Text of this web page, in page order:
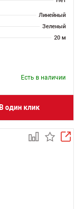
Линейный
Зеленый
20 м
Есть в наличии
В один клик